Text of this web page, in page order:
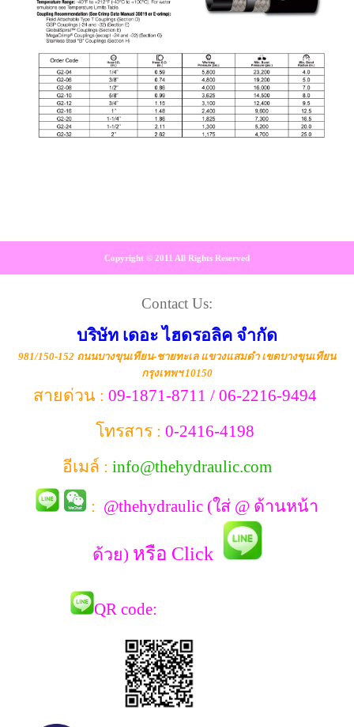
Copyright © 2011 All Rights Reserved
Contact Us:
บริษัท เดอะ ไฮดรอลิค จำกัด
981/150-152 ถนนบางขุนเทียน-ชายทะเล แขวงแสมดำ เขตบางขุนเทียน
กรุงเทพฯ 10150
สายด่วน : 09-1871-8711 / 06-2216-9494
โทรสาร : 0-2416-4198
อีเมล์ : info@thehydraulic.com
: @thehydraulic (ใส่ @ ด้านหน้า
ด้วย) หรือ Click
QR code: